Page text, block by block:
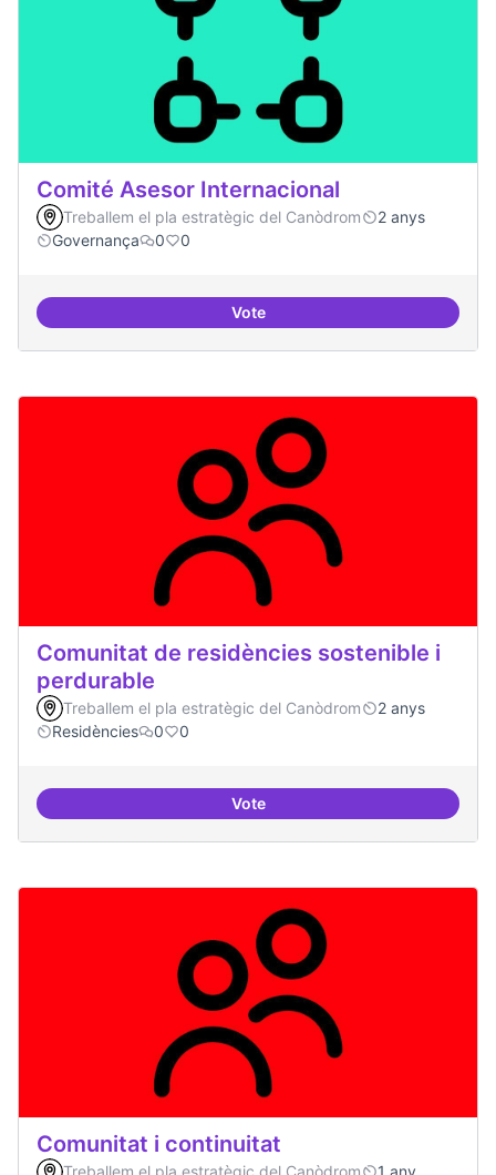
Comité Asesor Internacional
Treballem el pla estratègic del Canòdrom
2 anys
Governança
0 0
VoteComité Asesor Internacional
Comunitat de residències sostenible i
perdurable
Treballem el pla estratègic del Canòdrom
2 anys
Residències
0 0
Vote Comunitat
Comunitat i continuitat
Treballem el pla estratègic del Canòdrom
1 any